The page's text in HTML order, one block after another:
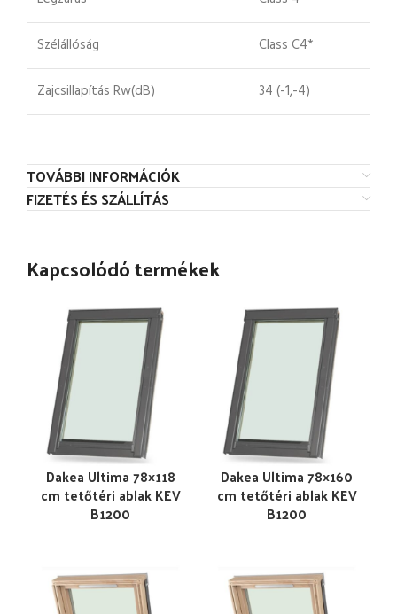
Szélállóság Class C4*
Zajcsillapítás Rw(dB) 34 (-1,-4)
TOVÁBBI INFORMÁCIÓK
FIZETÉS ÉS SZÁLLÍTÁS
Kapcsolódó termékek
Dakea Ultima 78×118
cm tetőtéri ablak KEV
B1200
Dakea Ultima 78×160
cm tetőtéri ablak KEV
B1200